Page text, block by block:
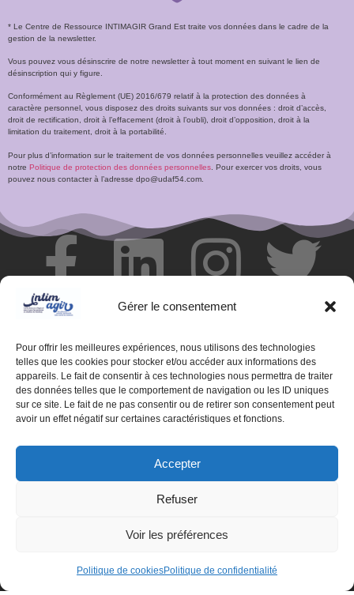
Gérer le consentement
Pour offrir les meilleures expériences, nous utilisons des technologies
telles que les cookies pour stocker et/ou accéder aux informations des
appareils. Le fait de consentir à ces technologies nous permettra de traiter
des données telles que le comportement de navigation ou les ID uniques
sur ce site. Le fait de ne pas consentir ou de retirer son consentement peut
avoir un effet négatif sur certaines caractéristiques et fonctions.
Accepter
Refuser
Voir les préférences
Politique de cookiesPolitique de confidentialité
* Le Centre de Ressource INTIMAGIR Grand Est traite vos données dans le cadre de la
gestion de la newsletter.
Vous pouvez vous désinscrire de notre newsletter à tout moment en suivant le lien de
désinscription qui y figure.
Conformément au Règlement (UE) 2016/679 relatif à la protection des données à
caractère personnel, vous disposez des droits suivants sur vos données : droit d’accès,
droit de rectification, droit à l’effacement (droit à l’oubli), droit d’opposition, droit à la
limitation du traitement, droit à la portabilité.
Pour plus d’information sur le traitement de vos données personnelles veuillez accéder à
notre Politique de protection des données personnelles . Pour exercer vos droits, vous
pouvez nous contacter à l’adresse dpo@udaf54.com.
Remenauville 54000 NANCY
Mentions légales
Partenaires